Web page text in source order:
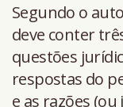
Segundo o
deve conter
questões
respostas do
e as razões